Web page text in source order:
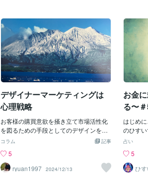
の僕は、自己肯定感がとても低い人間で
した。 だから、権威や肩書、実績── そ
んな"外側の飾り"を必死でかき集めてい
ました。 「〇〇の資格を持っています」
う欲
更なる
こうと
ていく
位に、
うです
・今の
か？
といっ
つめる
己実現の欲求」となっています。 まずピ
ラミッドの底辺にある第１段階の欲求
「生存の欲求」というのは、生きるため
に必要になってくる三大欲求を満たそう
とすることです。 三大欲求とは、食欲・
性欲・睡眠欲のことで本能的な部分で
す。 「お腹が空いたからご飯が食べた
い」といった欲求になります。 この部分
の欲求が満たされれば、１段階上への欲
求が出てくるのです。 それが第２段階目
の欲求「安全・安定の欲求」になりま
す。 この欲求は「安全に安定した生活を
送りたい」といった欲求であり、雨風を
凌げる家で生活をしたり、食料を貯蓄し
たりといった欲求です。 つまり第１段階
でお腹いっぱい食べることができれば、
「明日もお腹いっぱいに食べたい」とい
った欲求になりそこを満たそうとするの
合では
求）。
二段目
る社会
雨風を
く、温
生存欲
ます。
らの欲
すため
とです
け野原
だった
求めら
り、そこ
ニック
は、「
デザイナーマーケティングは
心理戦略
お客様の購買意欲を掻き立て市場活性化
を図るための手段としてのデザインを考
えるとやはり人間の心理を研究しなけれ
を求めて「人間とは何か」というテーマ
を探ることにしました。マーケティング
を学ぶという事はある意味商品開発にお
記事
コラム
5
ryuan1997 2024/12/13
お金
る〜
はじめ
のひす
あなた
も、途中
て読み
でマズ
占い
5
ひす
ろア